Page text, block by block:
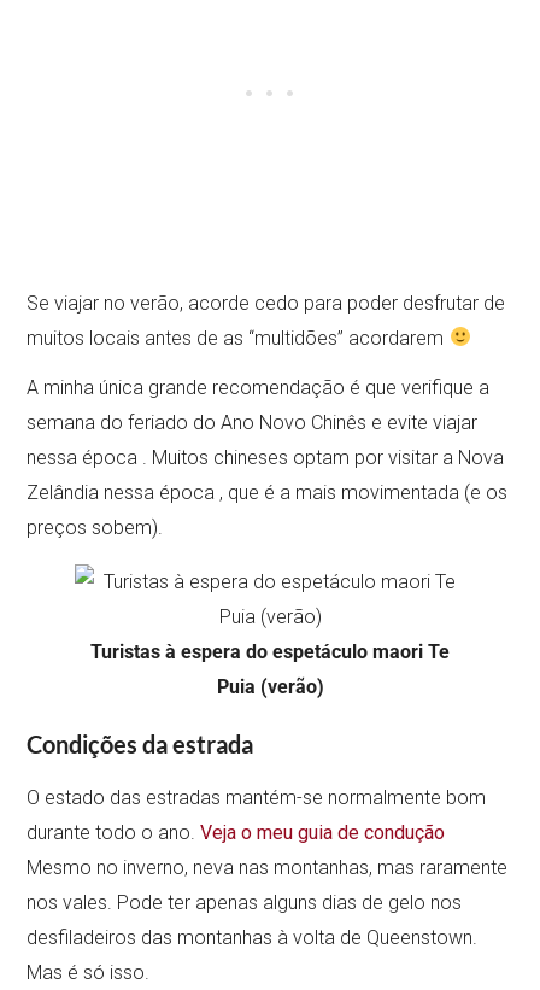
Se viajar no verão, acorde cedo para poder desfrutar de
muitos locais antes de as “multidões” acordarem
A minha única grande recomendação é que verifique a
semana do feriado do Ano Novo Chinês e evite viajar
nessa época . Muitos chineses optam por visitar a Nova
Zelândia nessa época , que é a mais movimentada (e os
preços sobem).
Turistas à espera do espetáculo maori Te
Puia (verão)
Condições da estrada
O estado das estradas mantém-se normalmente bom
durante todo o ano.Veja o meu guia de condução
Mesmo no inverno, neva nas montanhas, mas raramente
nos vales. Pode ter apenas alguns dias de gelo nos
desfiladeiros das montanhas à volta de Queenstown.
Mas é só isso.